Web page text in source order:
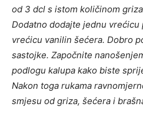
od 3 dcl s istom količinom
Dodatno dodajte jednu vrećicu
vrećicu vanilin šećera. Dobro
sastojke. Započnite
podlogu kalupa kako biste
Nakon toga rukama
smjesu od griza, šećera i